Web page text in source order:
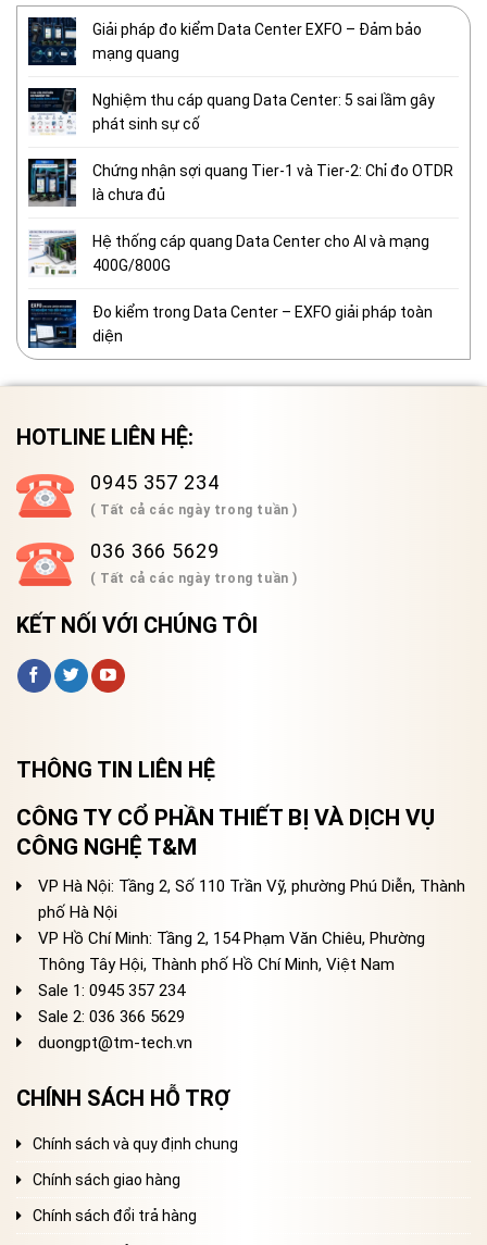
Giải pháp đo kiểm Data Center EXFO – Đảm bảo
mạng quang
Nghiệm thu cáp quang Data Center: 5 sai lầm gây
phát sinh sự cố
Chứng nhận sợi quang Tier-1 và Tier-2: Chỉ đo OTDR
là chưa đủ
Hệ thống cáp quang Data Center cho AI và mạng
400G/800G
Đo kiểm trong Data Center – EXFO giải pháp toàn
diện
HOTLINE LIÊN HỆ:
0945 357 234
( Tất cả các ngày trong tuần )
036 366 5629
( Tất cả các ngày trong tuần )
KẾT NỐI VỚI CHÚNG TÔI
THÔNG TIN LIÊN HỆ
CÔNG TY CỔ PHẦN THIẾT BỊ VÀ DỊCH VỤ
CÔNG NGHỆ T&M
VP Hà Nội: Tầng 2, Số 110 Trần Vỹ, phường Phú Diễn, Thành
phố Hà Nội
VP Hồ Chí Minh: Tầng 2, 154 Phạm Văn Chiêu, Phường
Thông Tây Hội, Thành phố Hồ Chí Minh, Việt Nam
Sale 1: 0945 357 234
Sale 2: 036 366 5629
duongpt@tm-tech.vn
CHÍNH SÁCH HỖ TRỢ
Chính sách và quy định chung
Chính sách giao hàng
Chính sách đổi trả hàng